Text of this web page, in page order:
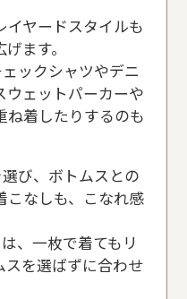
ヤードスタイルも
ます。
ックシャツやデニ
ウェットパーカーや
ね着したりするのも
び、ボトムスとの
こなしも、こなれ感
、一枚で着てもリ
スを選ばずに合わせ